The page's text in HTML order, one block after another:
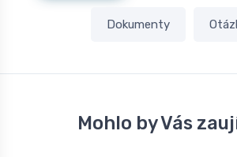
Dokumenty
Mohlo by Vás